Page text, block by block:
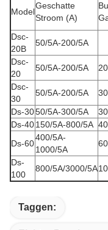
Model
Geschatte
Stroom (A)
Dsc-
20B
50/5A-200/5A
Dsc-
20
50/5A-200/5A
Dsc-
30
50/5A-200/5A
Ds-3050/5A-300/5A
Ds-40150/5A-800/5A
Ds-60
400/5A-
1000/5A
Ds-
100
800/5A/3000/5A
Taggen: